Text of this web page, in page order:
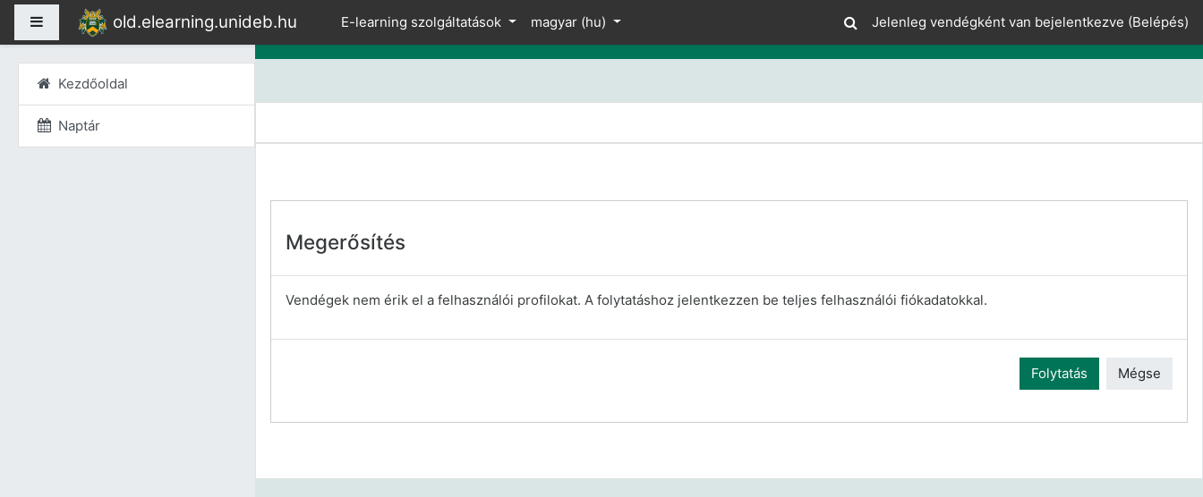
Oldalpanel old.elearning.unideb.hu E-learning szolgáltatások magyar ‎(hu)‎ Jelenleg vendégként van bejelentkezve (Belépés)
Megerősítés
Vendégek nem érik el a felhasználói profilokat. A folytatáshoz jelentkezzen be teljes felhasználói fiókadatokkal.
Folytatás Mégse
Kezdőoldal
Naptár